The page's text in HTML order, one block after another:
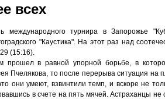
всех
международного турнира в Запорожье
"Каустика". На этот раз над
(15:16).
прошел в равной упорной борьбе, в
Пчелякова, то после перерыва ситуация на
они умеют, взвинтили темп, и вскоре не
в счете на пять мячей. Астраханцы